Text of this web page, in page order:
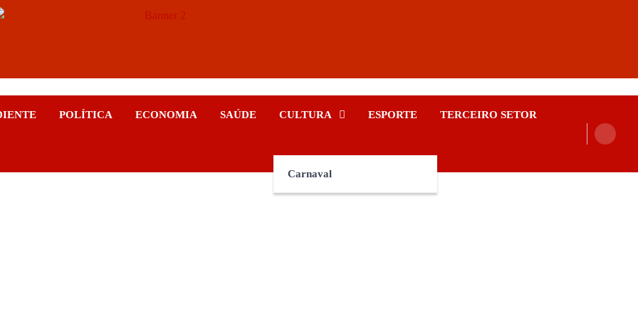
POLÍTICA ECONOMIA SAÚDE CULTURA
Carnaval
ESPORTE TERCEIRO SETOR